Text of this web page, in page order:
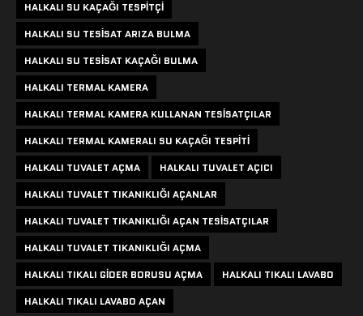
HALKALI SU KAÇAĞI TESPITÇI
HALKALI SU TESISAT ARIZA BULMA
HALKALI SU TESISAT KAÇAĞI BULMA
HALKALI TERMAL KAMERA
HALKALI TERMAL KAMERA KULLANAN TESISATÇILAR
HALKALI TERMAL KAMERALI SU KAÇAĞI TESPITI
HALKALI TUVALET AÇMA
HALKALI TUVALET AÇICI
HALKALI TUVALET TIKANIKLIĞI AÇANLAR
HALKALI TUVALET TIKANIKLIĞI AÇAN TESISATÇILAR
HALKALI TUVALET TIKANIKLIĞI AÇMA
HALKALI TIKALI GIDER BORUSU AÇMA
HALKALI TIKALI LAVABO
HALKALI TIKALI LAVABO AÇAN